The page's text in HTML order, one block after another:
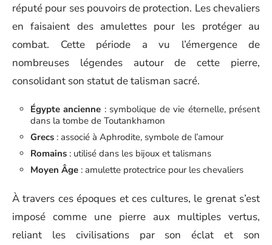
réputé pour ses pouvoirs de protection. Les chevaliers
en faisaient des amulettes pour les protéger au
combat. Cette période a vu l’émergence de
nombreuses légendes autour de cette pierre,
consolidant son statut de talisman sacré.
Égypte ancienne : symbolique de vie éternelle, présent
dans la tombe de Toutankhamon
Grecs : associé à Aphrodite, symbole de l’amour
Romains : utilisé dans les bijoux et talismans
Moyen Âge : amulette protectrice pour les chevaliers
À travers ces époques et ces cultures, le grenat s’est
imposé comme une pierre aux multiples vertus,
reliant les civilisations par son éclat et son